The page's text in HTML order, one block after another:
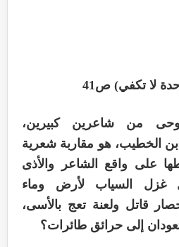
لا تكفي) ص41
من شاعرين كبيرين،
الخطيب، هو مقاربة شعرية
على واقع الشاعر والأذى
غزل السياب لأرض وماء
قاتل ولعنة تعج بالأسى،
إلى حرائق طائرات؟